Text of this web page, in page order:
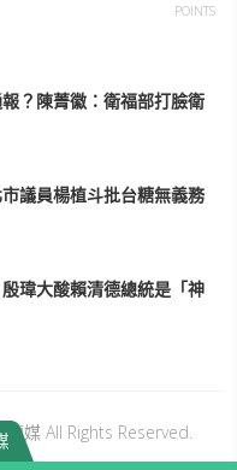
POINTS
？陳菁徽：衛福部打臉衛
議員楊植斗批台糖無義務
瑋大酸賴清德總統是「神
媒 All Rights Reserved.